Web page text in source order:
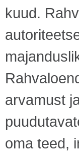
kuud.
arvamust
oma teed,